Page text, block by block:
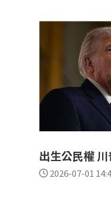
出生公民權
2026-07-01